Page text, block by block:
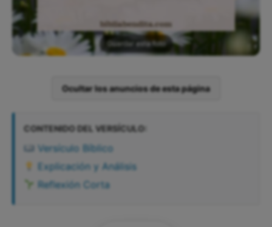
Guardar esta foto
Ocultar los anuncios de esta página
CONTENIDO DEL VERSÍCULO:
Versículo Bíblico
Explicación y Análisis
Reflexión Corta